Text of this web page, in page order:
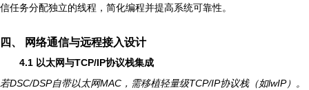
信任务分配独立的线程，简化编程并提高系统可靠性。
四、 网络通信与远程接入设计
4.1 以太网与TCP/IP协议栈集成
若DSC/DSP自带以太网MAC，需移植轻量级TCP/IP协议栈（如lwIP）。